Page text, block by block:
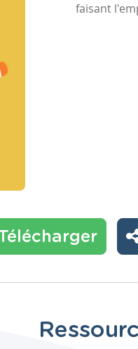
faisant